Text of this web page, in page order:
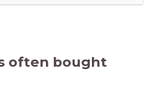
often bought